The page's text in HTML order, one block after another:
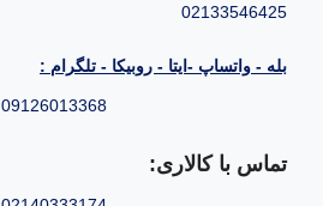
02133546425
بله - واتساپ -ایتا - روبیکا - تلگرام :
09126013368
تماس با کالاری: